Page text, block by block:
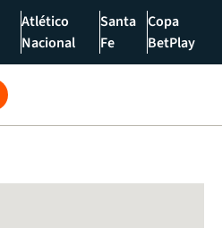
Atlético
Nacional
Santa
Fe
Copa
BetPlay